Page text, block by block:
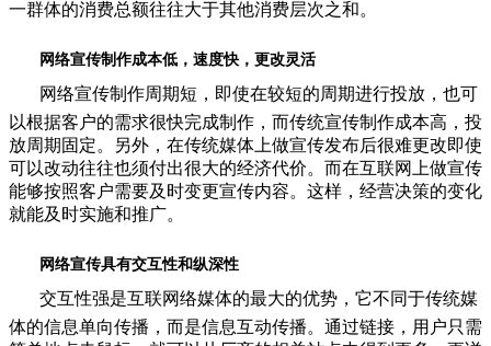
一群体的消费总额往往大于其他消费层次之和。
网络宣传制作成本低，速度快，更改灵活
网络宣传制作周期短，即使在较短的周期进行投放，也可
以根据客户的需求很快完成制作，而传统宣传制作成本高，投
放周期固定。另外，在传统媒体上做宣传发布后很难更改即使
可以改动往往也须付出很大的经济代价。而在互联网上做宣传
能够按照客户需要及时变更宣传内容。这样，经营决策的变化
就能及时实施和推广。
网络宣传具有交互性和纵深性
交互性强是互联网络媒体的最大的优势，它不同于传统媒
体的信息单向传播，而是信息互动传播。通过链接，用户只需